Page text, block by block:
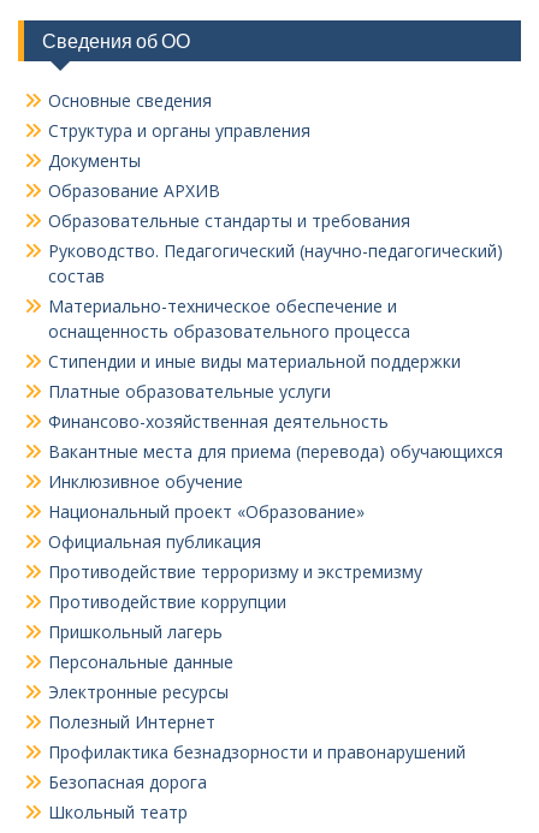
Сведения об ОО
Основные сведения
Структура и органы управления
Документы
Образование АРХИВ
Образовательные стандарты и требования
Руководство. Педагогический (научно-педагогический)
состав
Материально-техническое обеспечение и
оснащенность образовательного процесса
Стипендии и иные виды материальной поддержки
Платные образовательные услуги
Финансово-хозяйственная деятельность
Вакантные места для приема (перевода) обучающихся
Инклюзивное обучение
Национальный проект «Образование»
Официальная публикация
Противодействие терроризму и экстремизму
Противодействие коррупции
Пришкольный лагерь
Персональные данные
Электронные ресурсы
Полезный Интернет
Профилактика безнадзорности и правонарушений
Безопасная дорога
Школьный театр